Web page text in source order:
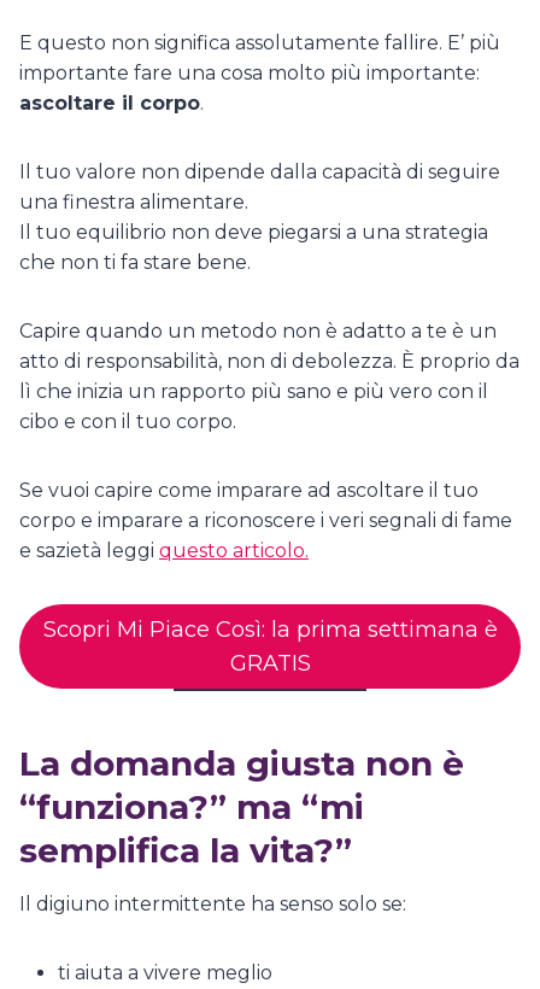
E questo non significa assolutamente fallire. E’ più
importante fare una cosa molto più importante:
ascoltare il corpo.
Il tuo valore non dipende dalla capacità di seguire
una finestra alimentare.
Il tuo equilibrio non deve piegarsi a una strategia
che non ti fa stare bene.
Capire quando un metodo non è adatto a te è un
atto di responsabilità, non di debolezza. È proprio da
lì che inizia un rapporto più sano e più vero con il
cibo e con il tuo corpo.
Se vuoi capire come imparare ad ascoltare il tuo
corpo e imparare a riconoscere i veri segnali di fame
e sazietà leggi questo articolo.
Scopri Mi Piace Così: la prima settimana è
GRATIS
La domanda giusta non è
“funziona?” ma “mi
semplifica la vita?”
Il digiuno intermittente ha senso solo se:
ti aiuta a vivere meglio